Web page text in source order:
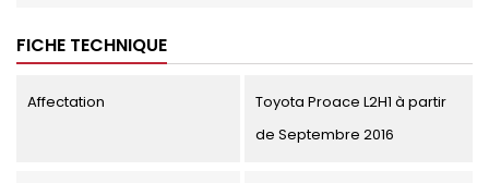
FICHE TECHNIQUE
Affectation
Toyota Proace L2H1 à partir
de Septembre 2016